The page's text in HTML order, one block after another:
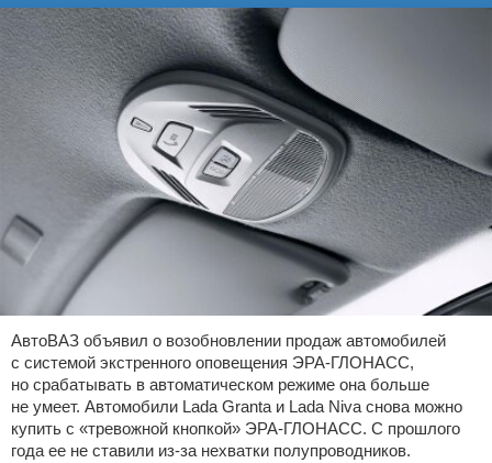
АвтоВАЗ объявил о возобновлении продаж автомобилей
с системой экстренного оповещения ЭРА-ГЛОНАСС,
но срабатывать в автоматическом режиме она больше
не умеет. Автомобили Lada Granta и Lada Niva снова можно
купить с «тревожной кнопкой» ЭРА-ГЛОНАСС. С прошлого
года ее не ставили из-за нехватки полупроводников.